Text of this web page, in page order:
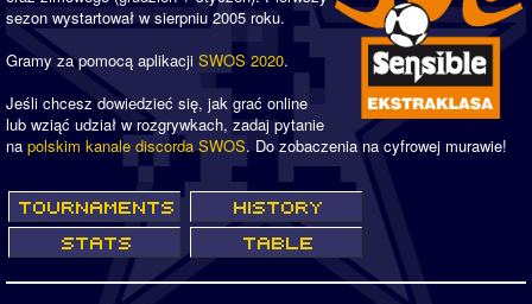
sezon wystartował w sierpniu 2005 roku.
Gramy za pomocą aplikacji SWOS 2020.
Jeśli chcesz dowiedzieć się, jak grać online
lub wziąć udział w rozgrywkach, zadaj pytanie
na polskim kanale discorda SWOS. Do zobaczenia na cyfrowej murawie!